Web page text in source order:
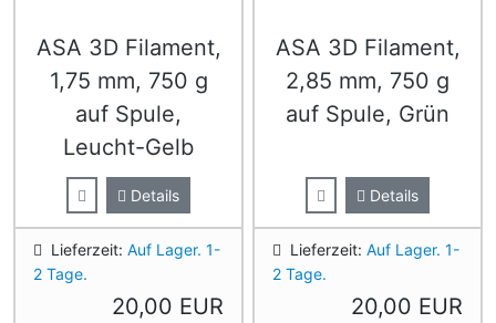
ASA 3D Filament,
1,75 mm, 750 g
auf Spule,
Leucht-Gelb
Details
Lieferzeit: Auf Lager. 1-
2 Tage.
20,00 EUR
ASA 3D Filament,
2,85 mm, 750 g
auf Spule, Grün
Details
Lieferzeit: Auf Lager. 1-
2 Tage.
20,00 EUR